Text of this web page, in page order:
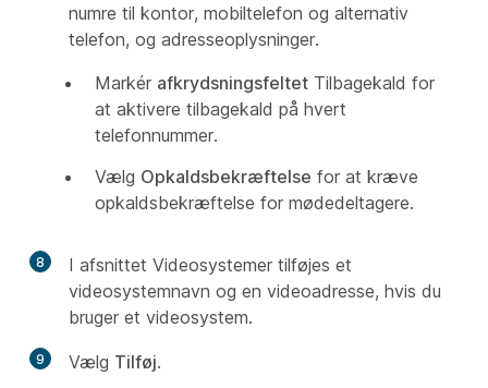
numre til kontor, mobiltelefon og alternativ
telefon, og adresseoplysninger.
Markér afkrydsningsfeltet Tilbagekald for
at aktivere tilbagekald på hvert
telefonnummer.
Vælg Opkaldsbekræftelse for at kræve
opkaldsbekræftelse for mødedeltagere.
8
I afsnittet Videosystemer tilføjes et
videosystemnavn og en videoadresse, hvis du
bruger et videosystem.
9 Vælg Tilføj.